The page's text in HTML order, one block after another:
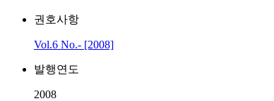
권호사항
Vol.6 No.- [2008]
발행연도
2008